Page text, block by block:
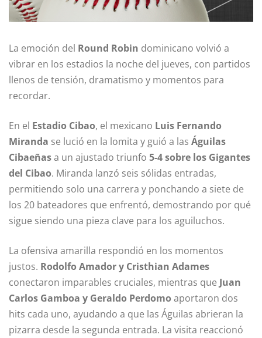
La emoción del Round Robin dominicano volvió a
vibrar en los estadios la noche del jueves, con partidos
llenos de tensión, dramatismo y momentos para
recordar.
En el Estadio Cibao, el mexicano Luis Fernando
Miranda se lució en la lomita y guió a las Águilas
Cibaeñasa un ajustado triunfo 5-4 sobre los Gigantes
del Cibao. Miranda lanzó seis sólidas entradas,
permitiendo solo una carrera y ponchando a siete de
los 20 bateadores que enfrentó, demostrando por qué
sigue siendo una pieza clave para los aguiluchos.
La ofensiva amarilla respondió en los momentos
justos. Rodolfo Amador y Cristhian Adames
conectaron imparables cruciales, mientras que Juan
Carlos Gamboa y Geraldo Perdomo aportaron dos
hits cada uno, ayudando a que las Águilas abrieran la
pizarra desde la segunda entrada. La visita reaccionó